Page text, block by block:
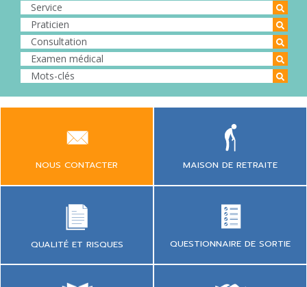
NOUS CONTACTER MAISON DE RETRAITE
QUALITÉ ET RISQUES QUESTIONNAIRE DE SORTIE